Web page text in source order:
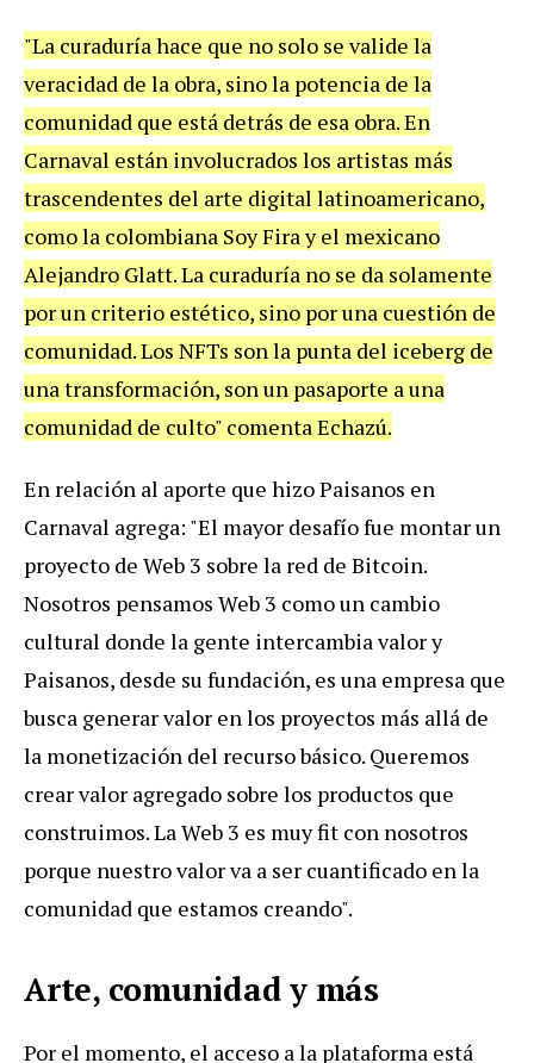
"La curaduría hace que no solo se valide la
veracidad de la obra, sino la potencia de la
comunidad que está detrás de esa obra. En
Carnaval están involucrados los artistas más
trascendentes del arte digital latinoamericano,
como la colombiana Soy Fira y el mexicano
Alejandro Glatt. La curaduría no se da solamente
por un criterio estético, sino por una cuestión de
comunidad. Los NFTs son la punta del iceberg de
una transformación, son un pasaporte a una
comunidad de culto" comenta Echazú.
En relación al aporte que hizo Paisanos en
Carnaval agrega: "El mayor desafío fue montar un
proyecto de Web 3 sobre la red de Bitcoin.
Nosotros pensamos Web 3 como un cambio
cultural donde la gente intercambia valor y
Paisanos, desde su fundación, es una empresa que
busca generar valor en los proyectos más allá de
la monetización del recurso básico. Queremos
crear valor agregado sobre los productos que
construimos. La Web 3 es muy fit con nosotros
porque nuestro valor va a ser cuantificado en la
comunidad que estamos creando".
Arte, comunidad y más
Por el momento, el acceso a la plataforma está